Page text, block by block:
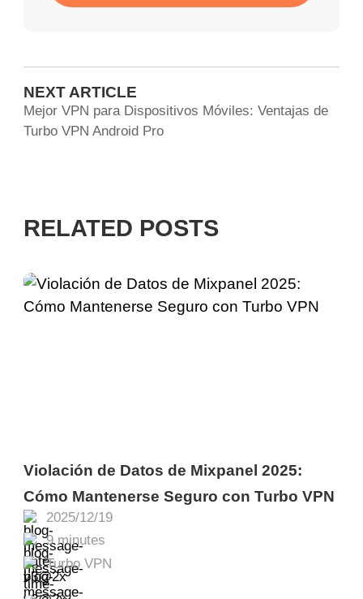
NEXT ARTICLE
Mejor VPN para Dispositivos Móviles: Ventajas de
Turbo VPN Android Pro
RELATED POSTS
2025/12/19
9 minutes
Turbo VPN
Violación de Datos de Mixpanel 2025:
Cómo Mantenerse Seguro con Turbo VPN